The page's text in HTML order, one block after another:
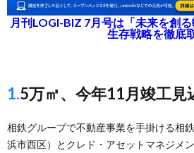
月刊LOGI-BIZ 7月号は「未来を創
生存戦略を徹底
1.5万㎡、今年11月竣工見
相鉄グループで不動産事業を手掛ける相
浜市西区）とクレド・アセットマネジメ